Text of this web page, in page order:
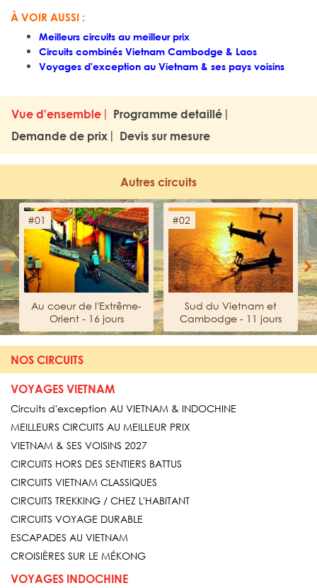
À VOIR AUSSI :
Meilleurs circuits au meilleur prix
Circuits combinés Vietnam Cambodge & Laos
Voyages d'exception au Vietnam & ses pays voisins
Vue d'ensemble
Programme detaillé
Demande de prix
Devis sur mesure
Autres circuits
#01
Au coeur de l'Extrême-
Orient - 16 jours
#02
Sud du Vietnam et
Cambodge - 11 jours
NOS CIRCUITS
VOYAGES VIETNAM
Circuits d'exception AU VIETNAM & INDOCHINE
MEILLEURS CIRCUITS AU MEILLEUR PRIX
VIETNAM & SES VOISINS 2027
CIRCUITS HORS DES SENTIERS BATTUS
CIRCUITS VIETNAM CLASSIQUES
CIRCUITS TREKKING / CHEZ L'HABITANT
CIRCUITS VOYAGE DURABLE
ESCAPADES AU VIETNAM
CROISIÈRES SUR LE MÉKONG
VOYAGES INDOCHINE